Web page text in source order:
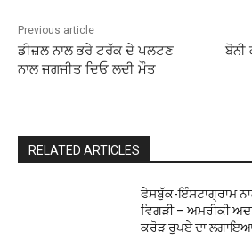
Previous article
ਡੀਜ਼ਲ ਨਾਲ ਭਰੇ ਟਰੱਕ ਦੇ ਪਲਟਣ
ਨਾਲ ਜਗਜੀਤ ਦਿਓ ਲਦੀ ਮੌਤ
ਬੋਨੀ
RELATED ARTICLES
ਫੇਸਬੁੱਕ-ਇੰਸਟਾਗ੍ਰਾਮ
ਵਿਗੜੀ – ਅਮਰੀਕੀ
ਕਰੋੜ ਰੁਪਏ ਦਾ ਲਗਾਇਆ